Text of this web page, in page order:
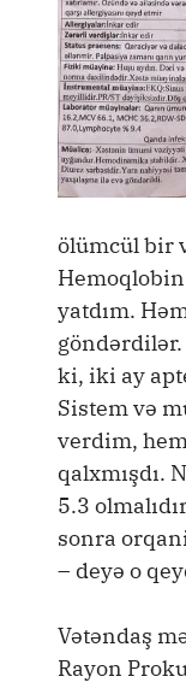
ölümcül bir
Hemoqlobin
yatdım.
ki, iki ay
Sistem və
verdim,
qalxmışdı.
5.3
sonra
– deyə o
Vətəndaş
Rayon